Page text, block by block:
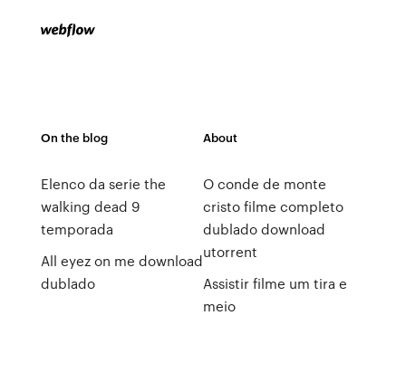
On the blog
Elenco da serie the
walking dead 9
temporada
All eyez on me download
dublado
About
O conde de monte
cristo filme completo
dublado download
utorrent
Assistir filme um tira e
meio